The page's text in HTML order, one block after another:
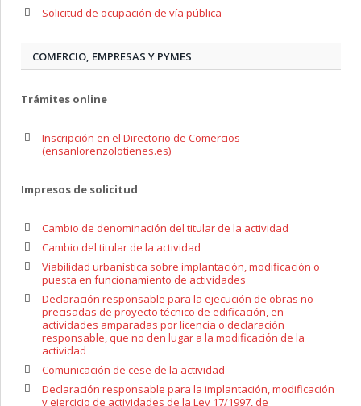
Solicitud de ocupación de vía pública
COMERCIO, EMPRESAS Y PYMES
Trámites online
Inscripción en el Directorio de Comercios
(ensanlorenzolotienes.es)
Impresos de solicitud
Cambio de denominación del titular de la actividad
Cambio del titular de la actividad
Viabilidad urbanística sobre implantación, modificación o
puesta en funcionamiento de actividades
Declaración responsable para la ejecución de obras no
precisadas de proyecto técnico de edificación, en
actividades amparadas por licencia o declaración
responsable, que no den lugar a la modificación de la
actividad
Comunicación de cese de la actividad
Declaración responsable para la implantación, modificación
y ejercicio de actividades de la Ley 17/1997, de